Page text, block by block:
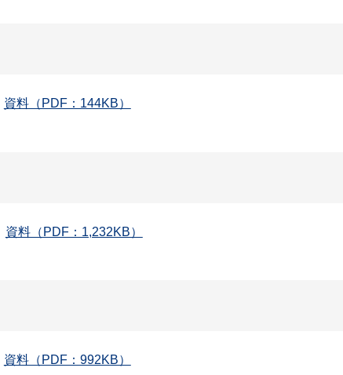
資料（PDF：144KB）
資料（PDF：1,232KB）
資料（PDF：992KB）